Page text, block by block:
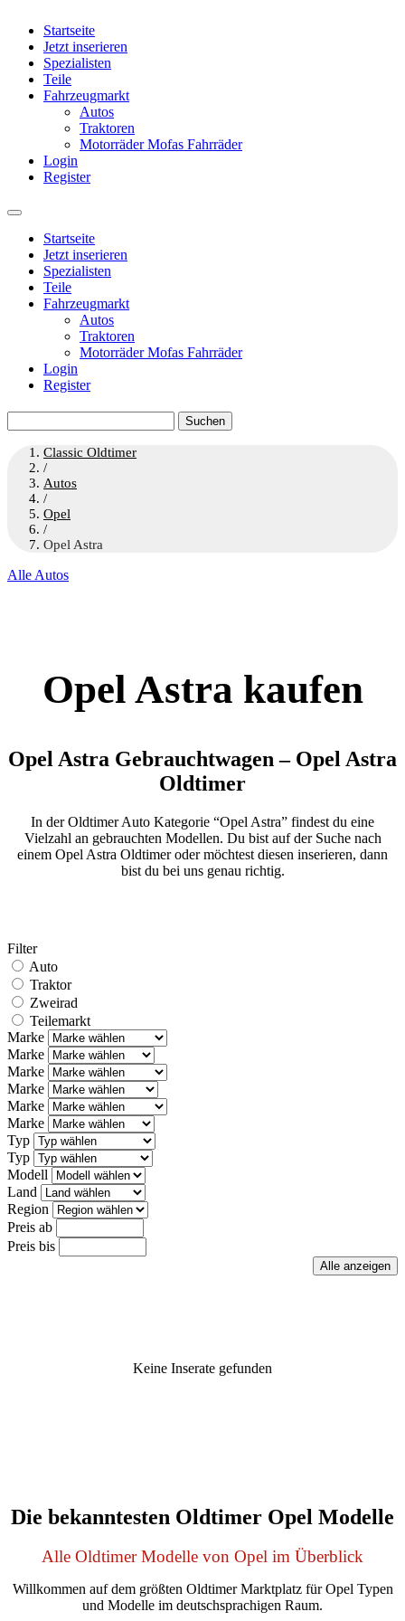
Startseite
Jetzt inserieren
Spezialisten
Teile
Fahrzeugmarkt
Autos
Traktoren
Motorräder Mofas Fahrräder
Login
Register
Startseite
Jetzt inserieren
Spezialisten
Teile
Fahrzeugmarkt
Autos
Traktoren
Motorräder Mofas Fahrräder
Login
Register
nach:
Classic Oldtimer
/
Autos
/
Opel
/
Opel Astra
Alle Autos
Opel Astra kaufen
Opel Astra Gebrauchtwagen – Opel Astra
Oldtimer
In der Oldtimer Auto Kategorie “Opel Astra” findest du eine
Vielzahl an gebrauchten Modellen. Du bist auf der Suche nach
einem Opel Astra Oldtimer oder möchtest diesen inserieren, dann
bist du bei uns genau richtig.
Filter
Auto
Traktor
Zweirad
Teilemarkt
Marke
Marke
Marke
Marke
Marke
Marke
Typ
Typ
Modell
Land
Region
Preis ab
Preis bis
Keine Inserate gefunden
Die bekanntesten Oldtimer Opel Modelle
Alle Oldtimer Modelle von Opel im Überblick
Willkommen auf dem größten Oldtimer Marktplatz für Opel Typen
und Modelle im deutschsprachigen Raum.